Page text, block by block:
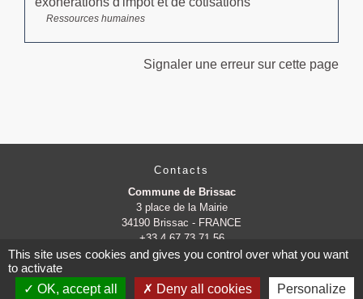
Ressources humaines
Signaler une erreur sur cette page
Contacts
Commune de Brissac
3 place de la Mairie
34190 Brissac - FRANCE
+33 4 67 73 71 56
Contact par formulaire
This site uses cookies and gives you control over what you want
to activate
OK, accept all
Deny all cookies Personalize